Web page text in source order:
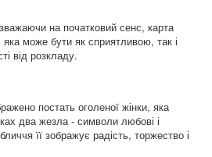
на початковий сенс, карта
може бути як сприятливою, так і
від розкладу.
постать оголеної жінки, яка
два жезла - символи любові і
її зображує радість, торжество і